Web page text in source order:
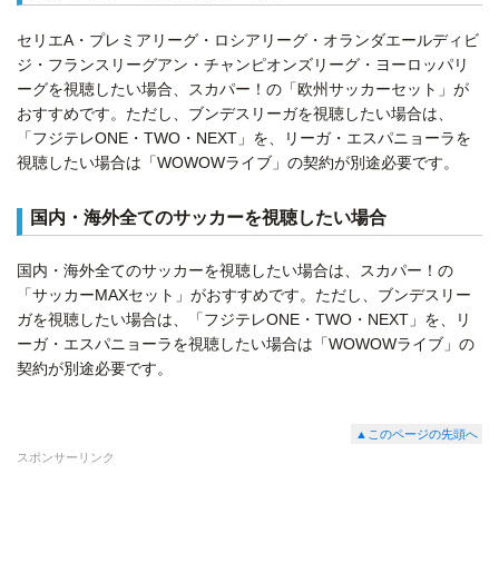
セリエA・プレミアリーグ・ロシアリーグ・オランダエールディビ
ジ・フランスリーグアン・チャンピオンズリーグ・ヨーロッパリ
ーグを視聴したい場合、スカパー！の「欧州サッカーセット」が
おすすめです。ただし、ブンデスリーガを視聴したい場合は、
「フジテレONE・TWO・NEXT」を、リーガ・エスパニョーラを
視聴したい場合は「WOWOWライブ」の契約が別途必要です。
国内・海外全てのサッカーを視聴したい場合
国内・海外全てのサッカーを視聴したい場合は、スカパー！の
「サッカーMAXセット」がおすすめです。ただし、ブンデスリー
ガを視聴したい場合は、「フジテレONE・TWO・NEXT」を、リ
ーガ・エスパニョーラを視聴したい場合は「WOWOWライブ」の
契約が別途必要です。
▲このページの先頭へ
スポンサーリンク